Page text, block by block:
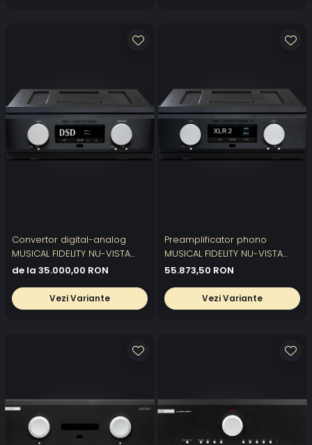
Convertor digital-analog
MUSICAL FIDELITY NU-VISTA
DAC
de la 35.000,00 RON
Vezi Variante
Preamplificator phono
MUSICAL FIDELITY NU-VISTA
VINYL 2
55.873,50 RON
Vezi Variante